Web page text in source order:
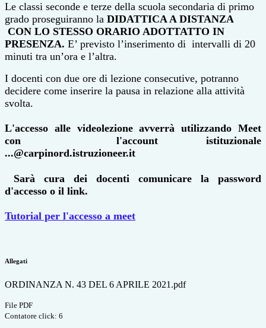
Le classi seconde e terze della scuola secondaria di primo
grado proseguiranno la DIDATTICA A DISTANZA
CON LO STESSO ORARIO ADOTTATTO IN
PRESENZA. E’ previsto l’inserimento di intervalli di 20
minuti tra un’ora e l’altra.
I docenti con due ore di lezione consecutive, potranno
decidere come inserire la pausa in relazione alla attività
svolta.
L'accesso alle videolezione avverrà utilizzando Meet
con l'account istituzionale
...@carpinord.istruzioneer.it
Sarà cura dei docenti comunicare la password
d'accesso o il link.
Tutorial per l'accesso a meet
Allegati
ORDINANZA N. 43 DEL 6 APRILE 2021.pdf
File PDF
Contatore click: 6